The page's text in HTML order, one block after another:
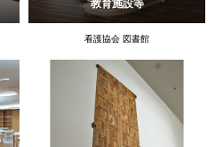
教育施設等
看護協会 図書館